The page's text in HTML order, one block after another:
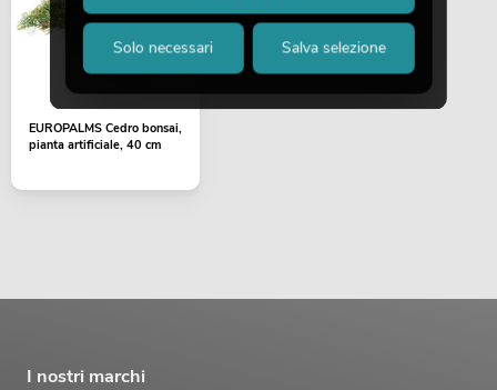
EUROPALMS Cedro bonsai,
pianta artificiale, 40 cm
I nostri marchi
Solo necessari Salva selezione